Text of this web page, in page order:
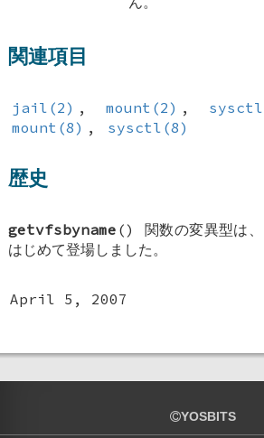
関連項目
jail(2) , mount(2) ,
mount(8) , sysctl(8)
歴史
getvfsbyname () 関数の変異型は、
はじめて登場しました。
April 5, 2007
YOSBITS